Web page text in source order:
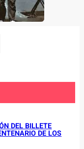
DEL BILLETE
DE LOS